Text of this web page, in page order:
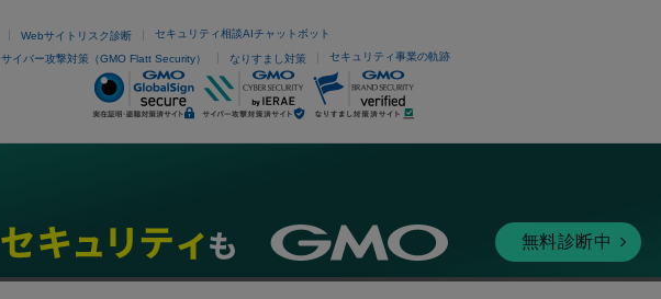
Webサイトリスク診断 セキュリティ相談AIチャットボット
サイバー攻撃対策（GMO Flatt Security） なりすまし対策 セキュリティ事業の軌跡
無料診断中